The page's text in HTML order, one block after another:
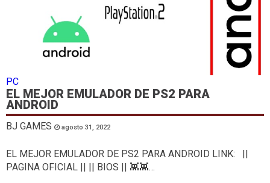
PC
EL MEJOR EMULADOR DE PS2 PARA
ANDROID
BJ GAMES agosto 31, 2022
EL MEJOR EMULADOR DE PS2 PARA ANDROID LINK: ||
PAGINA OFICIAL || || BIOS || 👾👾…